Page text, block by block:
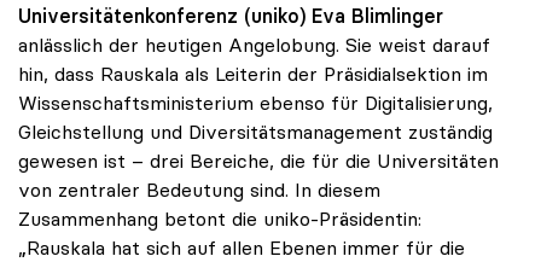
Universitätenkonferenz (uniko) Eva Blimlinger
anlässlich der heutigen Angelobung. Sie weist darauf
hin, dass Rauskala als Leiterin der Präsidialsektion im
Wissenschaftsministerium ebenso für Digitalisierung,
Gleichstellung und Diversitätsmanagement zuständig
gewesen ist – drei Bereiche, die für die Universitäten
von zentraler Bedeutung sind. In diesem
Zusammenhang betont die uniko-Präsidentin:
„Rauskala hat sich auf allen Ebenen immer für die